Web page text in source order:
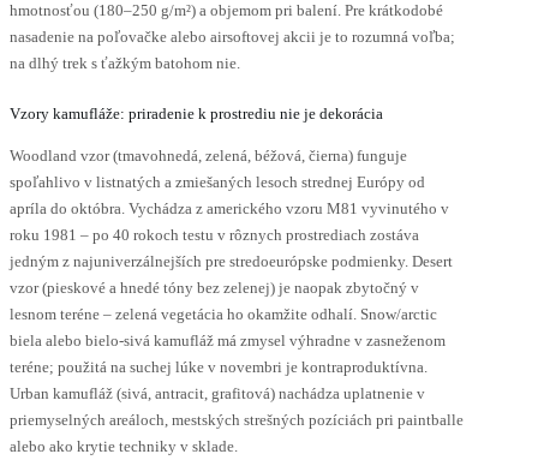
hmotnosťou (180–250 g/m²) a objemom pri balení. Pre krátkodobé
nasadenie na poľovačke alebo airsoftovej akcii je to rozumná voľba;
na dlhý trek s ťažkým batohom nie.
Vzory kamufláže: priradenie k prostrediu nie je dekorácia
Woodland vzor (tmavohnedá, zelená, béžová, čierna) funguje
spoľahlivo v listnatých a zmiešaných lesoch strednej Európy od
apríla do októbra. Vychádza z amerického vzoru M81 vyvinutého v
roku 1981 – po 40 rokoch testu v rôznych prostrediach zostáva
jedným z najuniverzálnejších pre stredoeurópske podmienky. Desert
vzor (pieskové a hnedé tóny bez zelenej) je naopak zbytočný v
lesnom teréne – zelená vegetácia ho okamžite odhalí. Snow/arctic
biela alebo bielo-sivá kamufláž má zmysel výhradne v zasneženom
teréne; použitá na suchej lúke v novembri je kontraproduktívna.
Urban kamufláž (sivá, antracit, grafitová) nachádza uplatnenie v
priemyselných areáloch, mestských strešných pozíciách pri paintballe
alebo ako krytie techniky v sklade.